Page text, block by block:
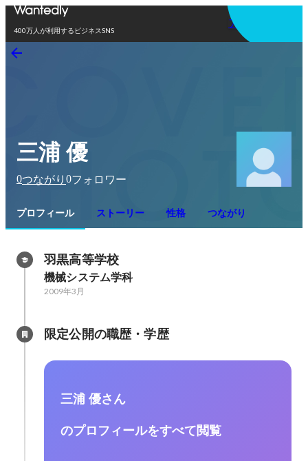
400万人が利用するビジネスSNS
アプリを使う
三浦 優
0つながり 0フォロワー
プロフィール ストーリー 性格 つながり
羽黒高等学校
機械システム学科
2009年3月
限定公開の職歴・学歴
三浦 優さん
のプロフィールをすべて閲覧